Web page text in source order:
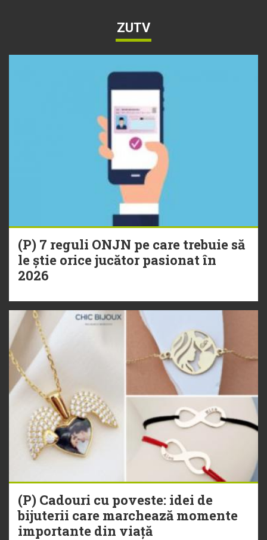
ZUTV
(P) 7 reguli ONJN pe care trebuie să
le știe orice jucător pasionat în
2026
(P) Cadouri cu poveste: idei de
bijuterii care marchează momente
importante din viață